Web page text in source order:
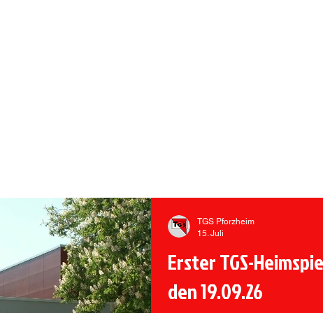
Erster TGS-
den 19.09.26
TGS Pforzheim
15. Juli